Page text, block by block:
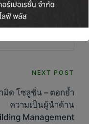
NEXT POST
มิด โซลูชั่น – ตอกย้ำ
ความเป็นผู้นำด้าน
Management